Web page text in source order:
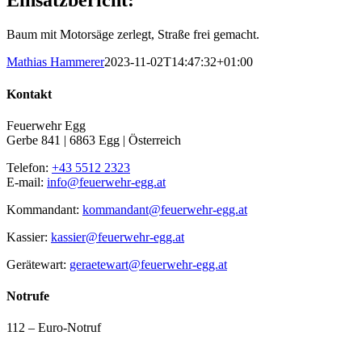
Baum mit Motorsäge zerlegt, Straße frei gemacht.
Mathias Hammerer2023-11-02T14:47:32+01:00
Kontakt
Feuerwehr Egg
Gerbe 841 | 6863 Egg | Österreich
Telefon: +43 5512 2323
E-mail: info@feuerwehr-egg.at
Kommandant: kommandant@feuerwehr-egg.at
Kassier: kassier@feuerwehr-egg.at
Gerätewart: geraetewart@feuerwehr-egg.at
Notrufe
112 – Euro-Notruf